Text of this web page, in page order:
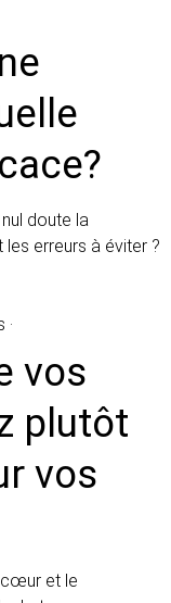
doute la
erreurs à éviter ?
·
vos
plutôt
vos
cœur et le